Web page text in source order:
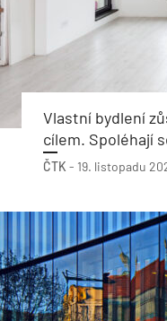
Vlastní bydlení
cílem. Spoléhají
ČTK - 19. listopadu